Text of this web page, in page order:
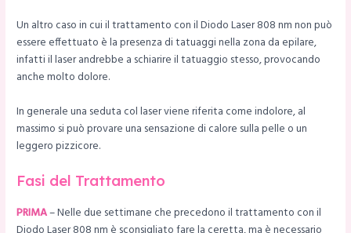
Un altro caso in cui il trattamento con il Diodo Laser 808 nm non può
essere effettuato è la presenza di tatuaggi nella zona da epilare,
infatti il laser andrebbe a schiarire il tatuaggio stesso, provocando
anche molto dolore.
In generale una seduta col laser viene riferita come indolore, al
massimo si può provare una sensazione di calore sulla pelle o un
leggero pizzicore.
Fasi del Trattamento
PRIMA– Nelle due settimane che precedono il trattamento con il